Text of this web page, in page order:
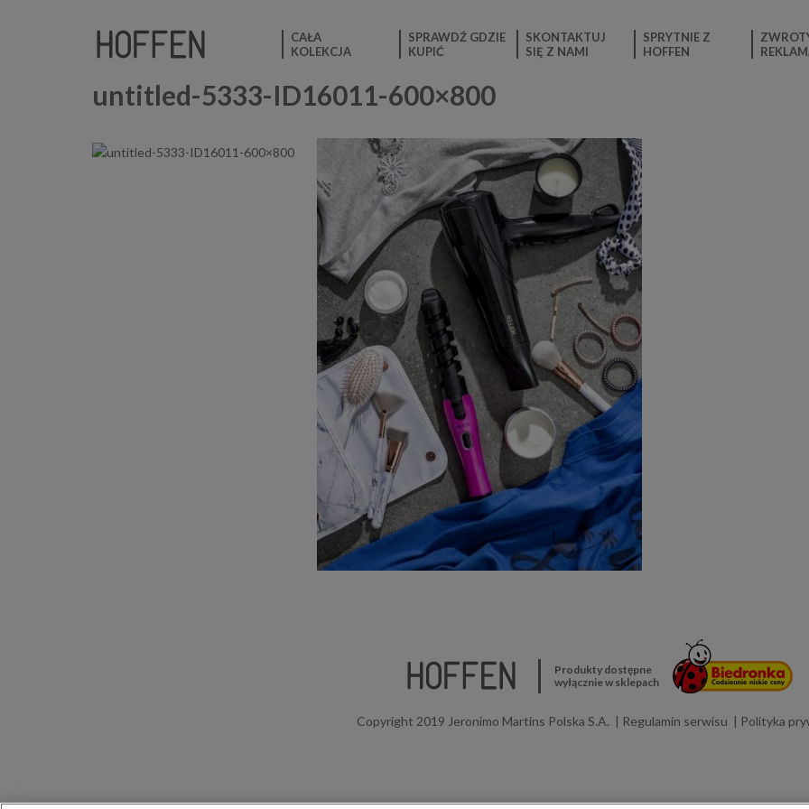
CAŁA
KOLEKCJA
SPRAWDŹ GDZIE
KUPIĆ
SKONTAKTUJ
SIĘ Z NAMI
SPRYTNIE Z
HOFFEN
untitled-5333-ID16011-600×800
Produkty dostępne
wyłącznie w sklepach
Copyright 2019 Jeronimo Martins Polska S.A. Regulamin serwisu Polityka